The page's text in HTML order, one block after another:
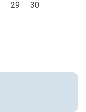
29 30